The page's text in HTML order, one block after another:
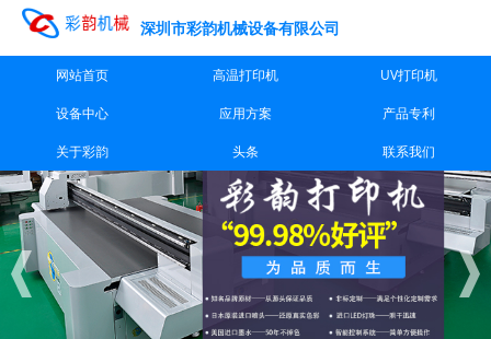
深圳市彩韵机械设备有限公司
网站首页 高温打印机 UV打印机
设备中心 应用方案 产品专利
关于彩韵 头条 联系我们